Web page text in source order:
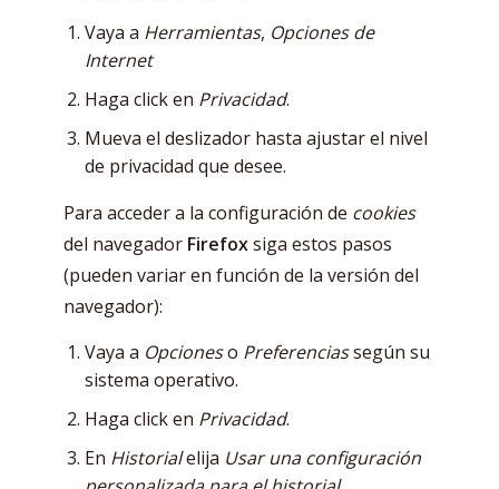
Vaya a Herramientas, Opciones de
Internet
Haga click en Privacidad.
Mueva el deslizador hasta ajustar el nivel
de privacidad que desee.
Para acceder a la configuración de cookies
del navegador Firefoxsiga estos pasos
(pueden variar en función de la versión del
navegador):
Vaya a Opcioneso Preferenciassegún su
sistema operativo.
Haga click en Privacidad.
En Historialelija Usar una configuración